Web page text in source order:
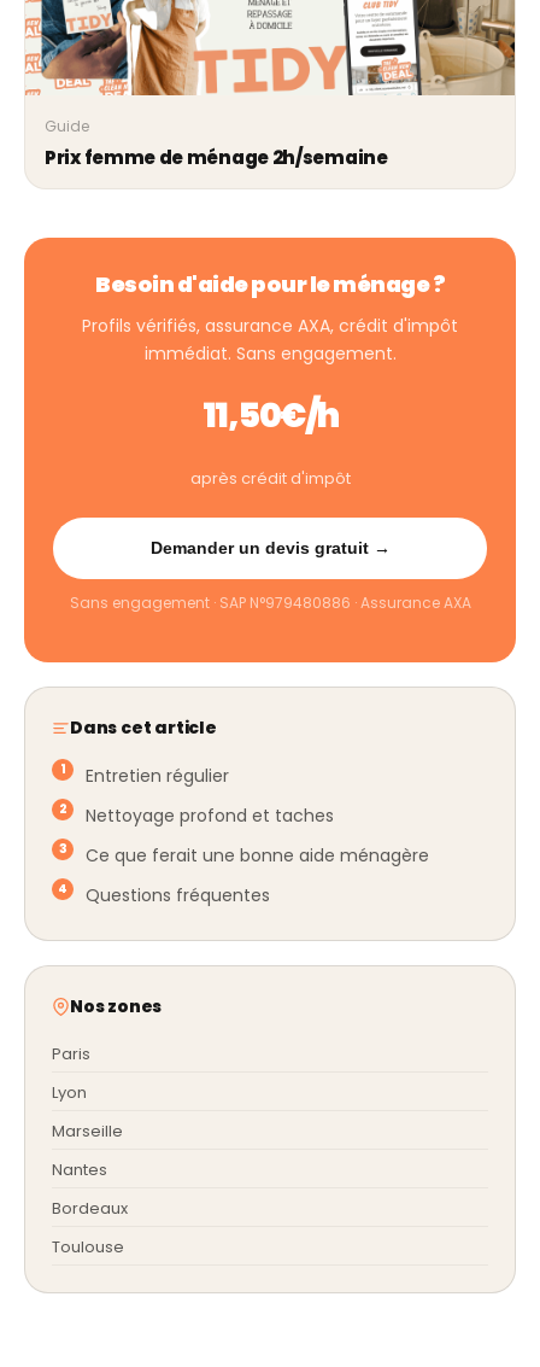
Guide
Prix femme de ménage 2h/semaine
Besoin d'aide pour le ménage ?
Profils vérifiés, assurance AXA, crédit d'impôt
immédiat. Sans engagement.
11,50€/h
après crédit d'impôt
Demander un devis gratuit →
Sans engagement · SAP N°979480886 · Assurance AXA
Dans cet article
Entretien régulier
Nettoyage profond et taches
Ce que ferait une bonne aide ménagère
Questions fréquentes
Nos zones
Paris
Lyon
Marseille
Nantes
Bordeaux
Toulouse